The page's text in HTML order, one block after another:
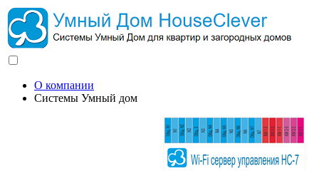
О компании
Системы Умный дом